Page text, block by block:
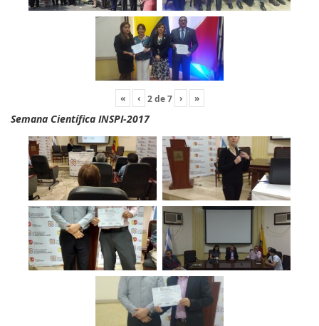
« ‹ 2de7 › »
Semana Científica INSPI-2017